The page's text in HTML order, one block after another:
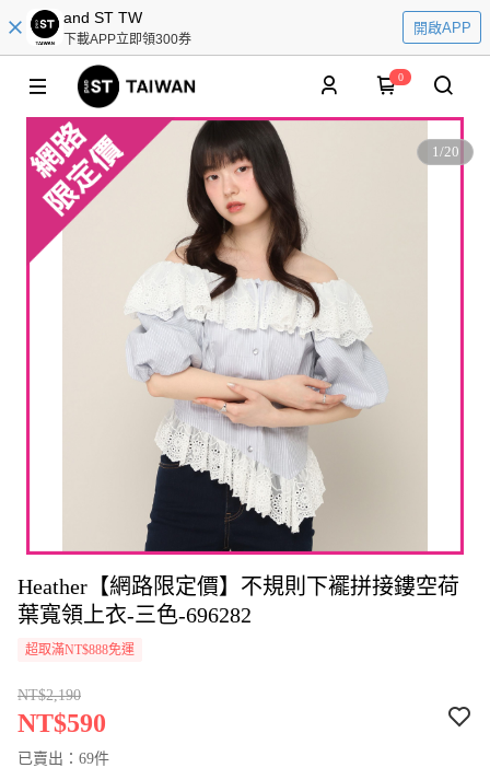
and ST TW
下載APP立即領300券
開啟APP
0
1/20
Heather【網路限定價】不規則下襬拼接鏤空荷
葉寬領上衣-三色-696282
超取滿NT$888免運
NT$2,190
NT$590
已賣出：69件